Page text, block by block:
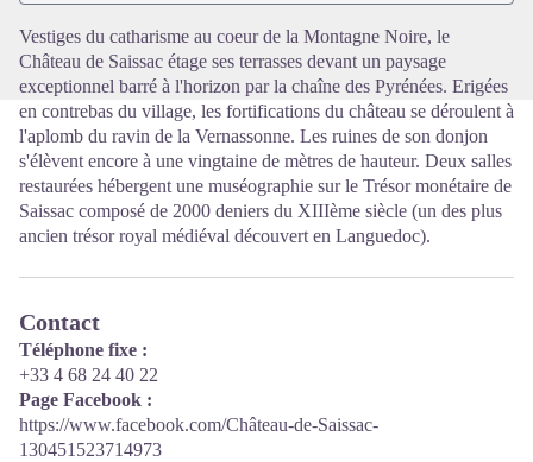
Vestiges du catharisme au coeur de la Montagne Noire, le
Château de Saissac étage ses terrasses devant un paysage
exceptionnel barré à l'horizon par la chaîne des Pyrénées. Erigées
en contrebas du village, les fortifications du château se déroulent à
l'aplomb du ravin de la Vernassonne. Les ruines de son donjon
s'élèvent encore à une vingtaine de mètres de hauteur. Deux salles
restaurées hébergent une muséographie sur le Trésor monétaire de
Saissac composé de 2000 deniers du XIIIème siècle (un des plus
ancien trésor royal médiéval découvert en Languedoc).
Contact
Téléphone fixe :
+33 4 68 24 40 22
Page Facebook :
https://www.facebook.com/Château-de-Saissac-
130451523714973